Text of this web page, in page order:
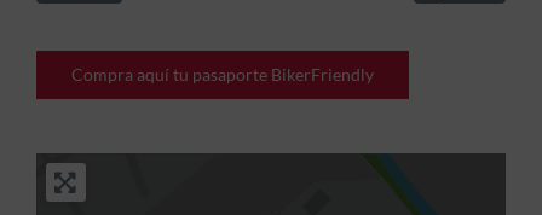
Compra aquí tu pasaporte BikerFriendly